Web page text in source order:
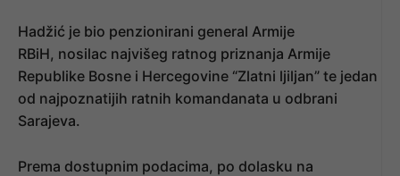
Hadžić je bio penzionirani general Armije
RBiH, nosilac najvišeg ratnog priznanja Armije
Republike Bosne i Hercegovine “Zlatni ljiljan” te jedan
od najpoznatijih ratnih komandanata u odbrani
Sarajeva.
Prema dostupnim podacima, po dolasku na